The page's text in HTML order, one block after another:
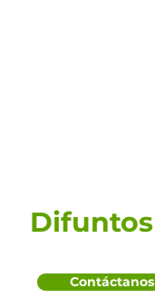
Difuntos
Contáctanos